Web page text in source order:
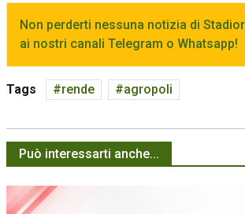
Non perderti nessuna notizia di
ai nostri canali Telegram o Whatsapp!
Tags rende agropoli
Può interessarti anche...